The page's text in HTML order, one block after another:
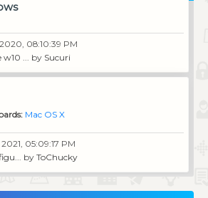
08:10:39 PM
w10 ... by Sucuri
Mac OS X
05:09:17 PM
by ToChucky